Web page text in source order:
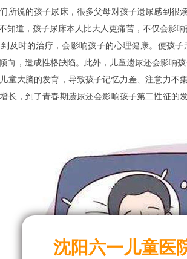
说的孩子尿床，很多父母对孩子遗尿感到很
知道，孩子尿床本人比大人更痛苦，不仅会影
时的治疗，会影响孩子的心理健康。使孩子
向，造成性格缺陷。此外，儿童遗尿还会影响
童大脑的发育，导致孩子记忆力差、注意力
长，到了青春期遗尿还会影响孩子第二性征
沈阳六一儿童医